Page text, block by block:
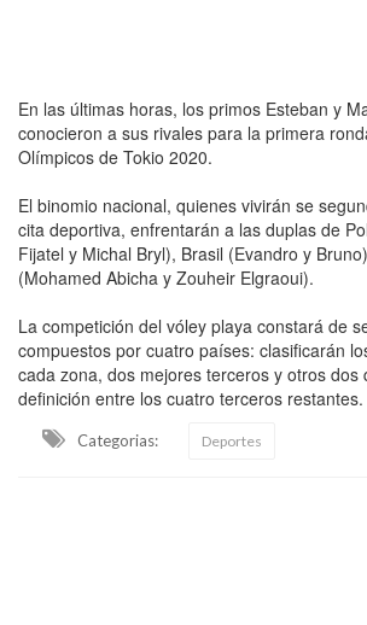
En las últimas horas, los primos Esteban y
conocieron a sus rivales para la primera
Olímpicos de Tokio 2020.
El binomio nacional, quienes vivirán se
cita deportiva, enfrentarán a las duplas de
Fijatel y Michal Bryl), Brasil (Evandro y
(Mohamed Abicha y Zouheir Elgraoui).
La competición del vóley playa constará de
compuestos por cuatro países: clasificarán
cada zona, dos mejores terceros y otros dos
definición entre los cuatro terceros restantes.
Categorias: Deportes